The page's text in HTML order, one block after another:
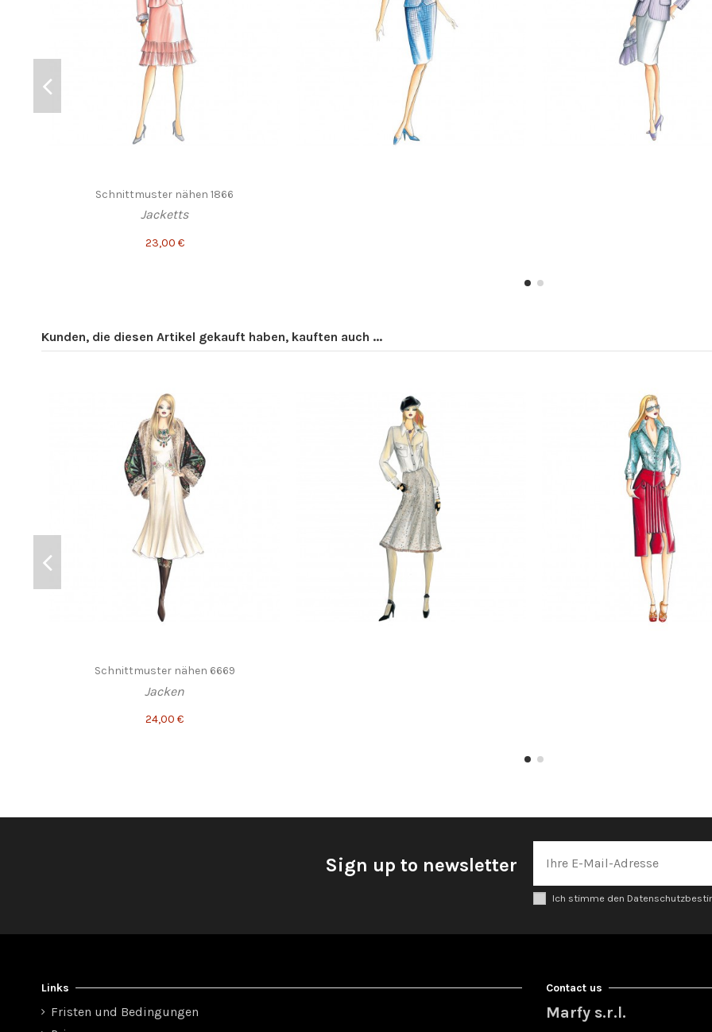
Schnittmuster nähen 1866
Jacketts
23,00 €
Kunden, die diesen Artikel gekauft haben, kauften auch ...
Schnittmuster nähen 6669
Jacken
24,00 €
Sign up to newsletter
Ich stimme den
Links
Fristen und Bedingungen
Contact us
Marfy s.r.l.